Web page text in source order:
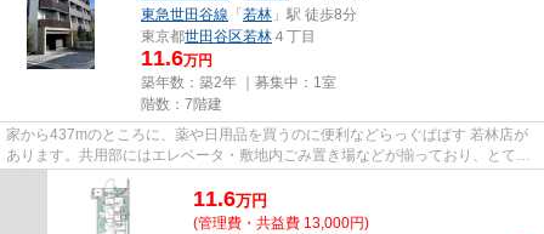
東急世田谷線 「若林 」駅 徒歩8分
東京都世田谷区若林 ４丁目
11.6万円
築年数：築2年 ｜募集中： 1室
階数：7階建
家から437mのところに、薬や日用品を買うのに便利などらっぐぱぱす 若林店が
あります。共用部にはエレベータ・敷地内ごみ置き場などが揃っており、とても
充実しています。徒歩2分で駅...
11.6万円
(管理費・共益費 13,000円)